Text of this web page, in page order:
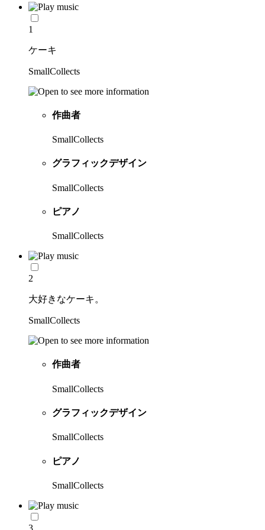
1
ケーキ
SmallCollects
作曲者
SmallCollects
グラフィックデザイン
SmallCollects
ピアノ
SmallCollects
2
大好きなケーキ。
SmallCollects
作曲者
SmallCollects
グラフィックデザイン
SmallCollects
ピアノ
SmallCollects
3